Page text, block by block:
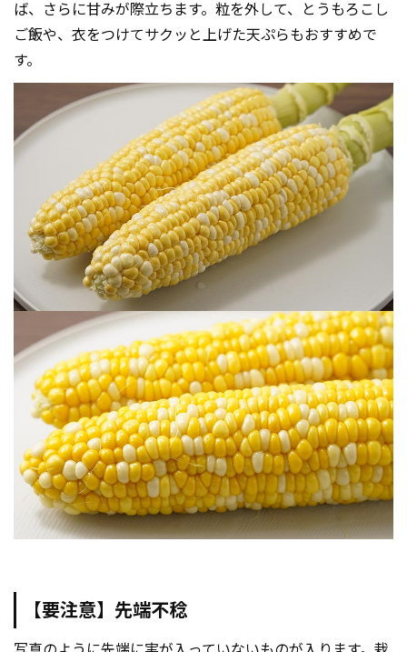
ば、さらに甘みが際立ちます。粒を外して、とうもろこし
ご飯や、衣をつけてサクッと上げた天ぷらもおすすめで
す。
【要注意】先端不稔